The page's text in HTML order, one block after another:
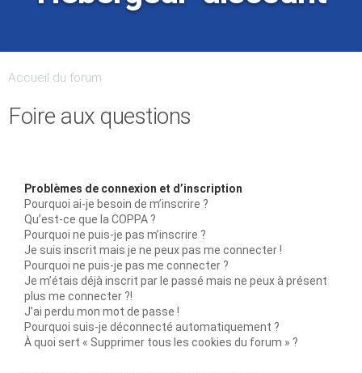
Accueil du forum
Foire aux questions
Problèmes de connexion et d’inscription
Pourquoi ai-je besoin de m’inscrire ?
Qu’est-ce que la COPPA ?
Pourquoi ne puis-je pas m’inscrire ?
Je suis inscrit mais je ne peux pas me connecter !
Pourquoi ne puis-je pas me connecter ?
Je m’étais déjà inscrit par le passé mais ne peux à présent
plus me connecter ?!
J’ai perdu mon mot de passe !
Pourquoi suis-je déconnecté automatiquement ?
À quoi sert « Supprimer tous les cookies du forum » ?